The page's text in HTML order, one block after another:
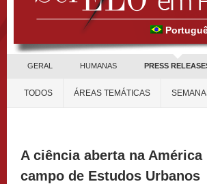
GERAL HUMANAS PRESS
TODOS ÁREAS TEMÁTICAS
A ciência aberta na
campo de Estudos Urbanos